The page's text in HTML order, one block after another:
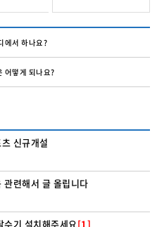
에서 하나요?
어떻게 되나요?
신규개설
관련해서 글 올립니다
수기 설치해주세요[1]